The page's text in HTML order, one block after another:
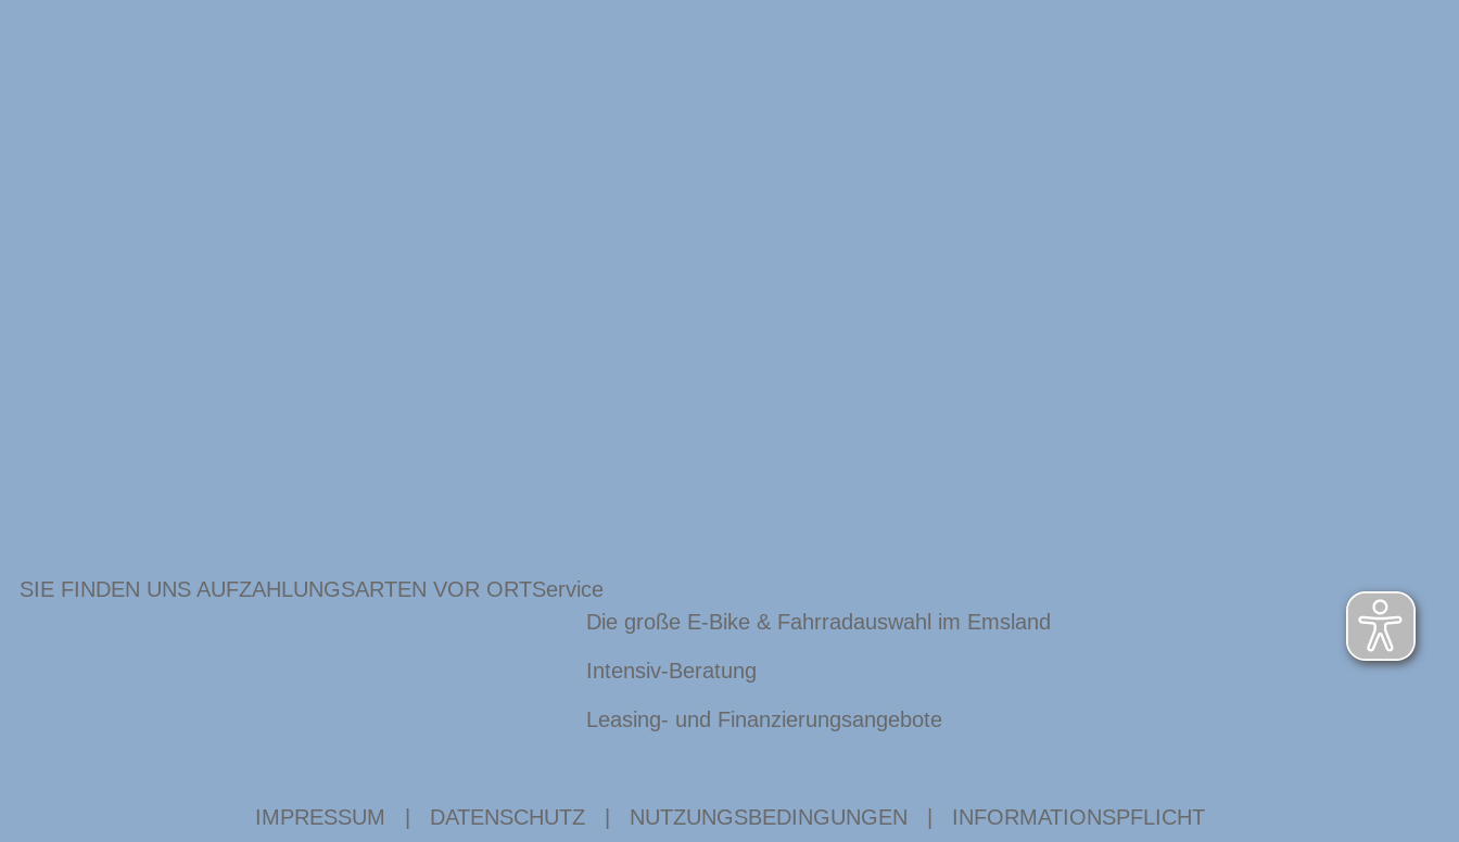
SIE FINDEN UNS AUFZAHLUNGSARTEN VOR ORTService
Die große E-Bike & Fahrradauswahl im Emsland
Intensiv-Beratung
Leasing- und Finanzierungsangebote
IMPRESSUM DATENSCHUTZ NUTZUNGSBEDINGUNGEN INFORMATIONSPFLICHT